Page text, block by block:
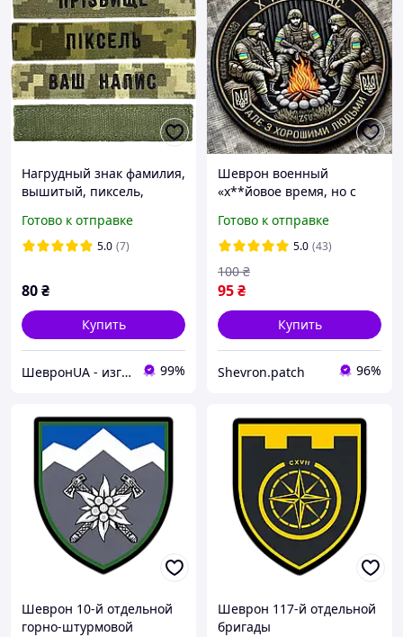
Нагрудный знак фамилия,
вышитый, пиксель,
12.5×2.5см, на липучке
Готово к отправке
5.0 (7)
80₴
Купить
ШевронUA - изготовление и продажа милитарной символики: погон, шевронов, нашивок. 99%
Шеврон военный
«х**йовое время, но с
патриотический патч на
липучке велкро
Готово к отправке
5.0 (43)
95₴
100 ₴
Купить
Shevron.patch 96%
Шеврон 10-й отдельной
горно-штурмовой
Шеврон 117-й отдельной
бригады